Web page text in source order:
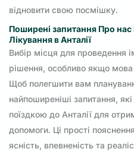
відновити свою посмішку.
Поширені запитання Про нас
Лікування в Анталії
Вибір місця для проведення
рішення, особливо якщо
Щоб полегшити вам
найпоширеніші запитання,
поїздкою до Анталії для
допомоги. Ці прості
ясність, впевненість та